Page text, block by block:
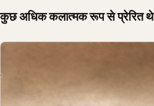
कुछ अधिक कलात्मक रूप से प्रेरित थे